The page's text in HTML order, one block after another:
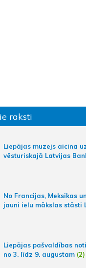
raksti
Liepājas muzejs aicina
vēsturiskajā Latvijas
No Francijas, Meksikas
jauni ielu mākslas stāsti
Liepājas pašvaldības
no 3. līdz 9. augustam (2)